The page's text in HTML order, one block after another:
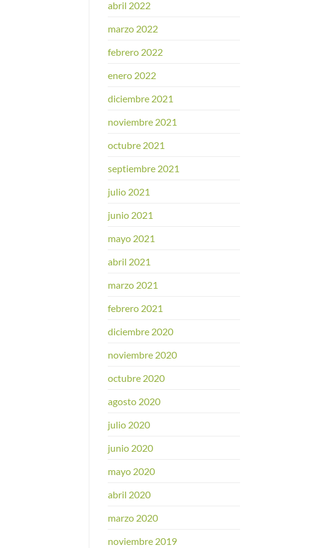
abril 2022
marzo 2022
febrero 2022
enero 2022
diciembre 2021
noviembre 2021
octubre 2021
septiembre 2021
julio 2021
junio 2021
mayo 2021
abril 2021
marzo 2021
febrero 2021
diciembre 2020
noviembre 2020
octubre 2020
agosto 2020
julio 2020
junio 2020
mayo 2020
abril 2020
marzo 2020
noviembre 2019